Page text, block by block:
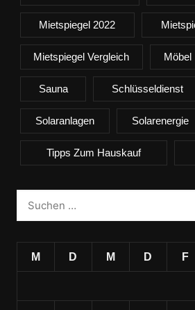
Mietspiegel 2022
Mietspiegel Vergleich Möbel
Sauna Schlüsseldienst
Solaranlagen Solarenergie
Tipps Zum Hauskauf
M D M D F